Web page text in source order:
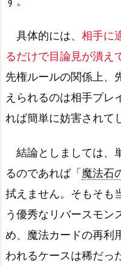
具体的には、 相手に
るだけで目論見が潰え
先権ルールの関係上、
えられるのは相手プレ
れば簡単に妨害されて
結論としましては、
るのであれば「 魔法石
拭えません。そもそも
う優秀なリバースモン
め、魔法カードの再利
われるケースは稀だっ